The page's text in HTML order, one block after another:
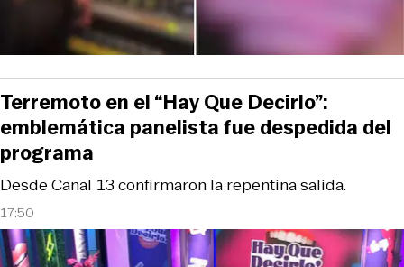
17:50
Desde Canal 13 confirmaron la repentina salida.
Terremoto en el “Hay Que Decirlo”:
emblemática panelista fue despedida del
programa